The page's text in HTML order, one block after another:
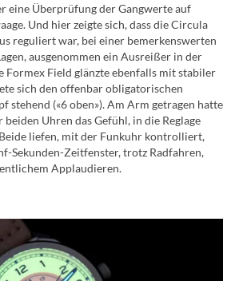
eine Überprüfung der Gangwerte auf
Und hier zeigte sich, dass die Circula
reguliert war, bei einer bemerkenswerten
ausgenommen ein Ausreißer in der
Formex Field glänzte ebenfalls mit stabiler
sich den offenbar obligatorischen
stehend («6 oben»). Am Arm getragen hatte
Uhren das Gefühl, in die Reglage
liefen, mit der Funkuhr kontrolliert,
Sekunden-Zeitfenster, trotz Radfahren,
Applaudieren.